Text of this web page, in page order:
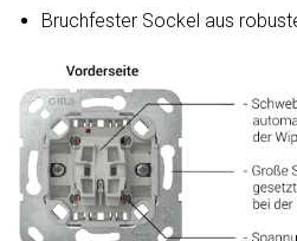
Bruchfester Sockel aus